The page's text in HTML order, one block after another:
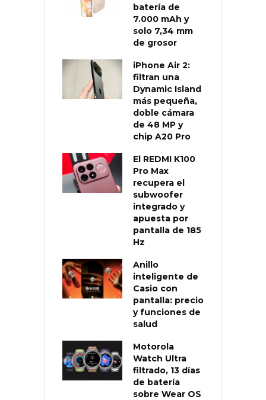
batería de
7.000 mAh y
solo 7,34 mm
de grosor
iPhone Air 2:
filtran una
Dynamic Island
más pequeña,
doble cámara
de 48 MP y
chip A20 Pro
El REDMI K100
Pro Max
recupera el
subwoofer
integrado y
apuesta por
pantalla de 185
Hz
Anillo
inteligente de
Casio con
pantalla: precio
y funciones de
salud
Motorola
Watch Ultra
filtrado, 13 días
de batería
sobre Wear OS